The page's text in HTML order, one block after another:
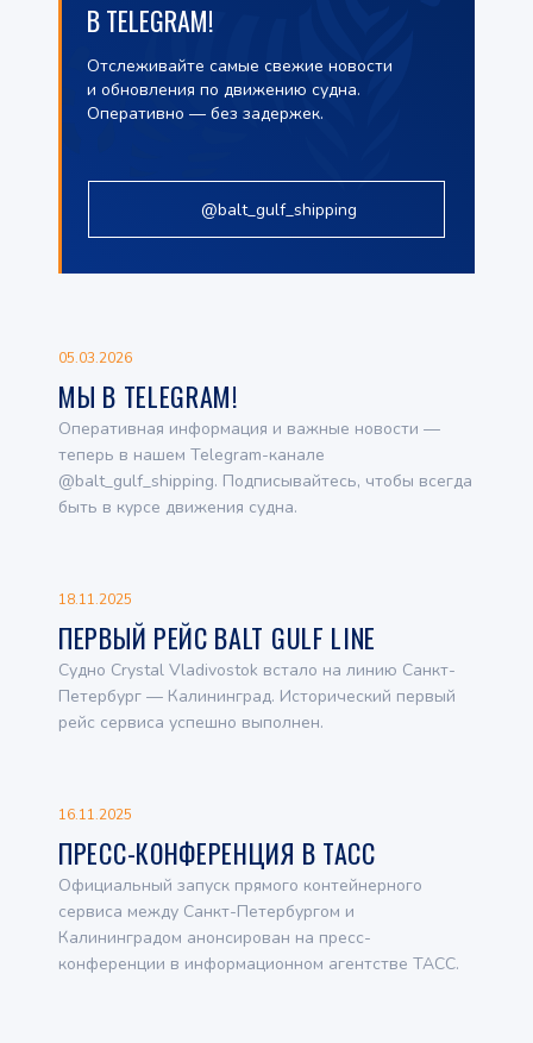
ПРЕСС-КОНФЕРЕНЦИЯ В ТАСС
Официальный запуск прямого контейнерного
сервиса между Санкт-Петербургом и
Калининградом анонсирован на пресс-
конференции в информационном агентстве ТАСС.
16.11.2025
ПЕРВЫЙ РЕЙС BALT GULF LINE
Судно Crystal Vladivostok встало на линию Санкт-
Петербург — Калининград. Исторический первый
рейс сервиса успешно выполнен.
18.11.2025
МЫ В TELEGRAM!
Оперативная информация и важные новости —
теперь в нашем Telegram-канале
@balt_gulf_shipping. Подписывайтесь, чтобы всегда
быть в курсе движения судна.
05.03.2026
В TELEGRAM!
Отслеживайте самые свежие новости
и обновления по движению судна.
Оперативно — без задержек.
@balt_gulf_shipping